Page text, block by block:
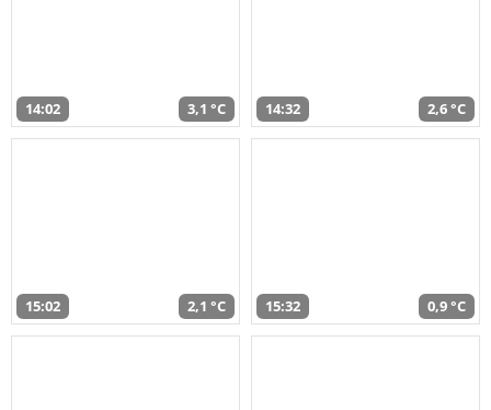
14:02 3,1 °C 14:32 2,6 °C
15:02 2,1 °C 15:32 0,9 °C